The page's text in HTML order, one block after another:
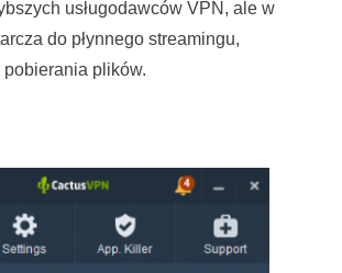
usługodawców VPN, ale w
do płynnego streamingu,
plików.